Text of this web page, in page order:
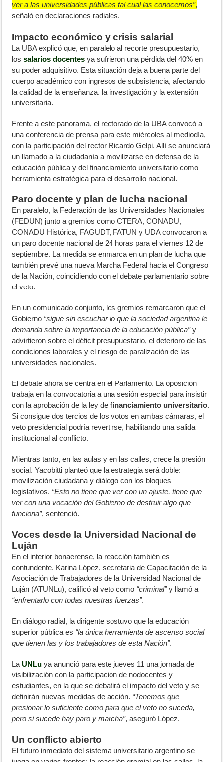
ver a las universidades públicas tal cual las conocemos”,
señaló en declaraciones radiales.
Impacto económico y crisis salarial
La UBA explicó que, en paralelo al recorte presupuestario,
lossalarios docentes ya sufrieron una pérdida del 40% en
su poder adquisitivo. Esta situación deja a buena parte del
cuerpo académico con ingresos de subsistencia, afectando
la calidad de la enseñanza, la investigación y la extensión
universitaria.
Frente a este panorama, el rectorado de la UBA convocó a
una conferencia de prensa para este miércoles al mediodía,
con la participación del rector Ricardo Gelpi. Allí se anunciará
un llamado a la ciudadanía a movilizarse en defensa de la
educación pública y del financiamiento universitario como
herramienta estratégica para el desarrollo nacional.
Paro docente y plan de lucha nacional
En paralelo, la Federación de las Universidades Nacionales
(FEDUN) junto a gremios como CTERA, CONADU,
CONADU Histórica, FAGUDT, FATUN y UDA convocaron a
un paro docente nacional de 24 horas para el viernes 12 de
septiembre. La medida se enmarca en un plan de lucha que
también prevé una nueva Marcha Federal hacia el Congreso
de la Nación, coincidiendo con el debate parlamentario sobre
el veto.
En un comunicado conjunto, los gremios remarcaron que el
Gobierno “sigue sin escuchar lo que la sociedad argentina le
demanda sobre la importancia de la educación pública”y
advirtieron sobre el déficit presupuestario, el deterioro de las
condiciones laborales y el riesgo de paralización de las
universidades nacionales.
El debate ahora se centra en el Parlamento. La oposición
trabaja en la convocatoria a una sesión especial para insistir
con la aprobación de la ley definanciamiento universitario.
Si consigue dos tercios de los votos en ambas cámaras, el
veto presidencial podría revertirse, habilitando una salida
institucional al conflicto.
Mientras tanto, en las aulas y en las calles, crece la presión
social. Yacobitti planteó que la estrategia será doble:
movilización ciudadana y diálogo con los bloques
legislativos. “Esto no tiene que ver con un ajuste, tiene que
ver con una vocación del Gobierno de destruir algo que
funciona”, sentenció.
Voces desde la Universidad Nacional de
Luján
En el interior bonaerense, la reacción también es
contundente. Karina López, secretaria de Capacitación de la
Asociación de Trabajadores de la Universidad Nacional de
Luján (ATUNLu), calificó al veto como “criminal”y llamó a
“enfrentarlo con todas nuestras fuerzas”.
En diálogo radial, la dirigente sostuvo que la educación
superior pública es “la única herramienta de ascenso social
que tienen las y los trabajadores de esta Nación”.
LaUNLu ya anunció para este jueves 11 una jornada de
visibilización con la participación de nodocentes y
estudiantes, en la que se debatirá el impacto del veto y se
definirán nuevas medidas de acción. “Tenemos que
presionar lo suficiente como para que el veto no suceda,
pero si sucede hay paro y marcha”, aseguró López.
Un conflicto abierto
El futuro inmediato del sistema universitario argentino se